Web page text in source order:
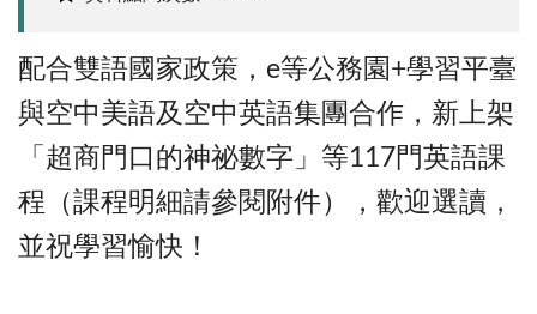
配合雙語國家政策，e等公務園+學習平臺
與空中美語及空中英語集團合作，新上架
「超商門口的神祕數字」等117門英語課
程（課程明細請參閱附件），歡迎選讀，
並祝學習愉快！